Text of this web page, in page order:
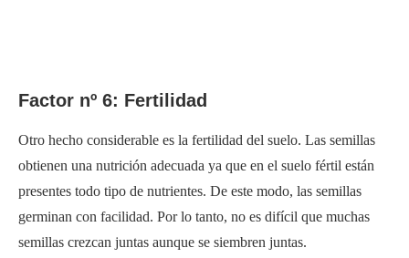
Factor nº 6: Fertilidad
Otro hecho considerable es la fertilidad del suelo. Las semillas
obtienen una nutrición adecuada ya que en el suelo fértil están
presentes todo tipo de nutrientes. De este modo, las semillas
germinan con facilidad. Por lo tanto, no es difícil que muchas
semillas crezcan juntas aunque se siembren juntas.